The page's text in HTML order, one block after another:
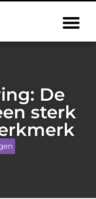
De
sterk